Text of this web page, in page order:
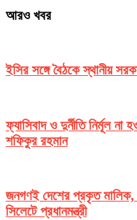
আরও খবর
ইসির সঙ্গে বৈঠকে স্থানীয়
ফ্যাসিবাদ ও দুর্নীতি নির্মূল
শফিকুর রহমান
জনগণই দেশের প্রকৃত
সিলেটে প্রধানমন্ত্রী